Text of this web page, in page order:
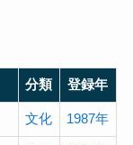
分類 登録年
文化 1987年